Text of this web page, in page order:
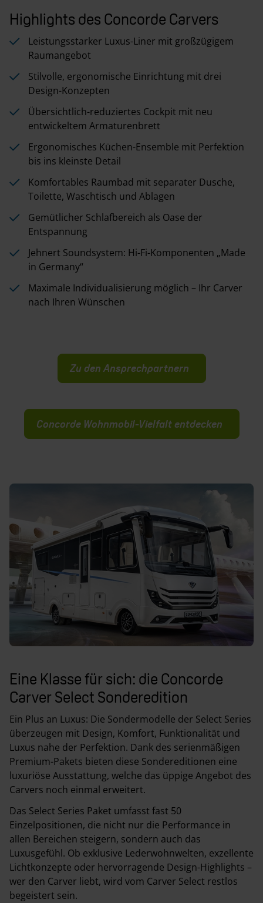
Highlights des Concorde Carvers
Leistungsstarker Luxus-Liner mit großzügigem
Raumangebot
Stilvolle, ergonomische Einrichtung mit drei
Design-Konzepten
Übersichtlich-reduziertes Cockpit mit neu
entwickeltem Armaturenbrett
Ergonomisches Küchen-Ensemble mit Perfektion
bis ins kleinste Detail
Komfortables Raumbad mit separater Dusche,
Toilette, Waschtisch und Ablagen
Gemütlicher Schlafbereich als Oase der
Entspannung
Jehnert Soundsystem: Hi-Fi-Komponenten „Made
in Germany“
Maximale Individualisierung möglich – Ihr Carver
nach Ihren Wünschen
Zu den Ansprechpartnern
Concorde Wohnmobil-Vielfalt entdecken
Eine Klasse für sich: die Concorde
Carver Select Sonderedition
Ein Plus an Luxus: Die Sondermodelle der Select Series
überzeugen mit Design, Komfort, Funktionalität und
Luxus nahe der Perfektion. Dank des serienmäßigen
Premium-Pakets bieten diese Sondereditionen eine
luxuriöse Ausstattung, welche das üppige Angebot des
Carvers noch einmal erweitert.
Das Select Series Paket umfasst fast 50
Einzelpositionen, die nicht nur die Performance in
allen Bereichen steigern, sondern auch das
Luxusgefühl. Ob exklusive Lederwohnwelten, exzellente
Lichtkonzepte oder hervorragende Design-Highlights –
wer den Carver liebt, wird vom Carver Select restlos
begeistert sein.